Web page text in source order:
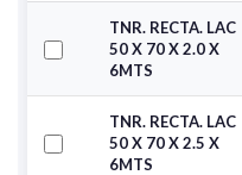
TNR. RECTA. LAC
50 X 70 X 2.0 X
6MTS
TNR. RECTA. LAC
50 X 70 X 2.5 X
6MTS